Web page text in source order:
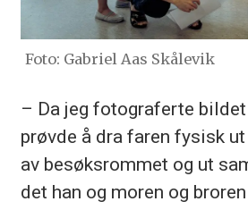
Foto: Gabriel Aas Skålevik
– Da jeg fotograferte
prøvde å dra faren fysisk
av besøksrommet og ut
det han og moren og